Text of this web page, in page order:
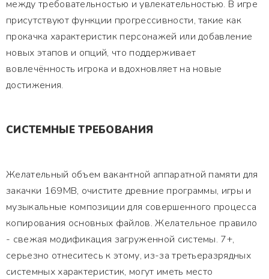
между требовательностью и увлекательностью. В игре
присутствуют функции прогрессивности, такие как
прокачка характеристик персонажей или добавление
новых этапов и опций, что поддерживает
вовлечённость игрока и вдохновляет на новые
достижения.
СИСТЕМНЫЕ ТРЕБОВАНИЯ
Желательный объем вакантной аппаратной памяти для
закачки 169MB, очистите древние программы, игры и
музыкальные композиции для совершенного процесса
копирования основных файлов. Желательное правило
- свежая модификация загруженной системы. 7+,
серьезно отнеситесь к этому, из-за третьеразрядных
системных характеристик, могут иметь место